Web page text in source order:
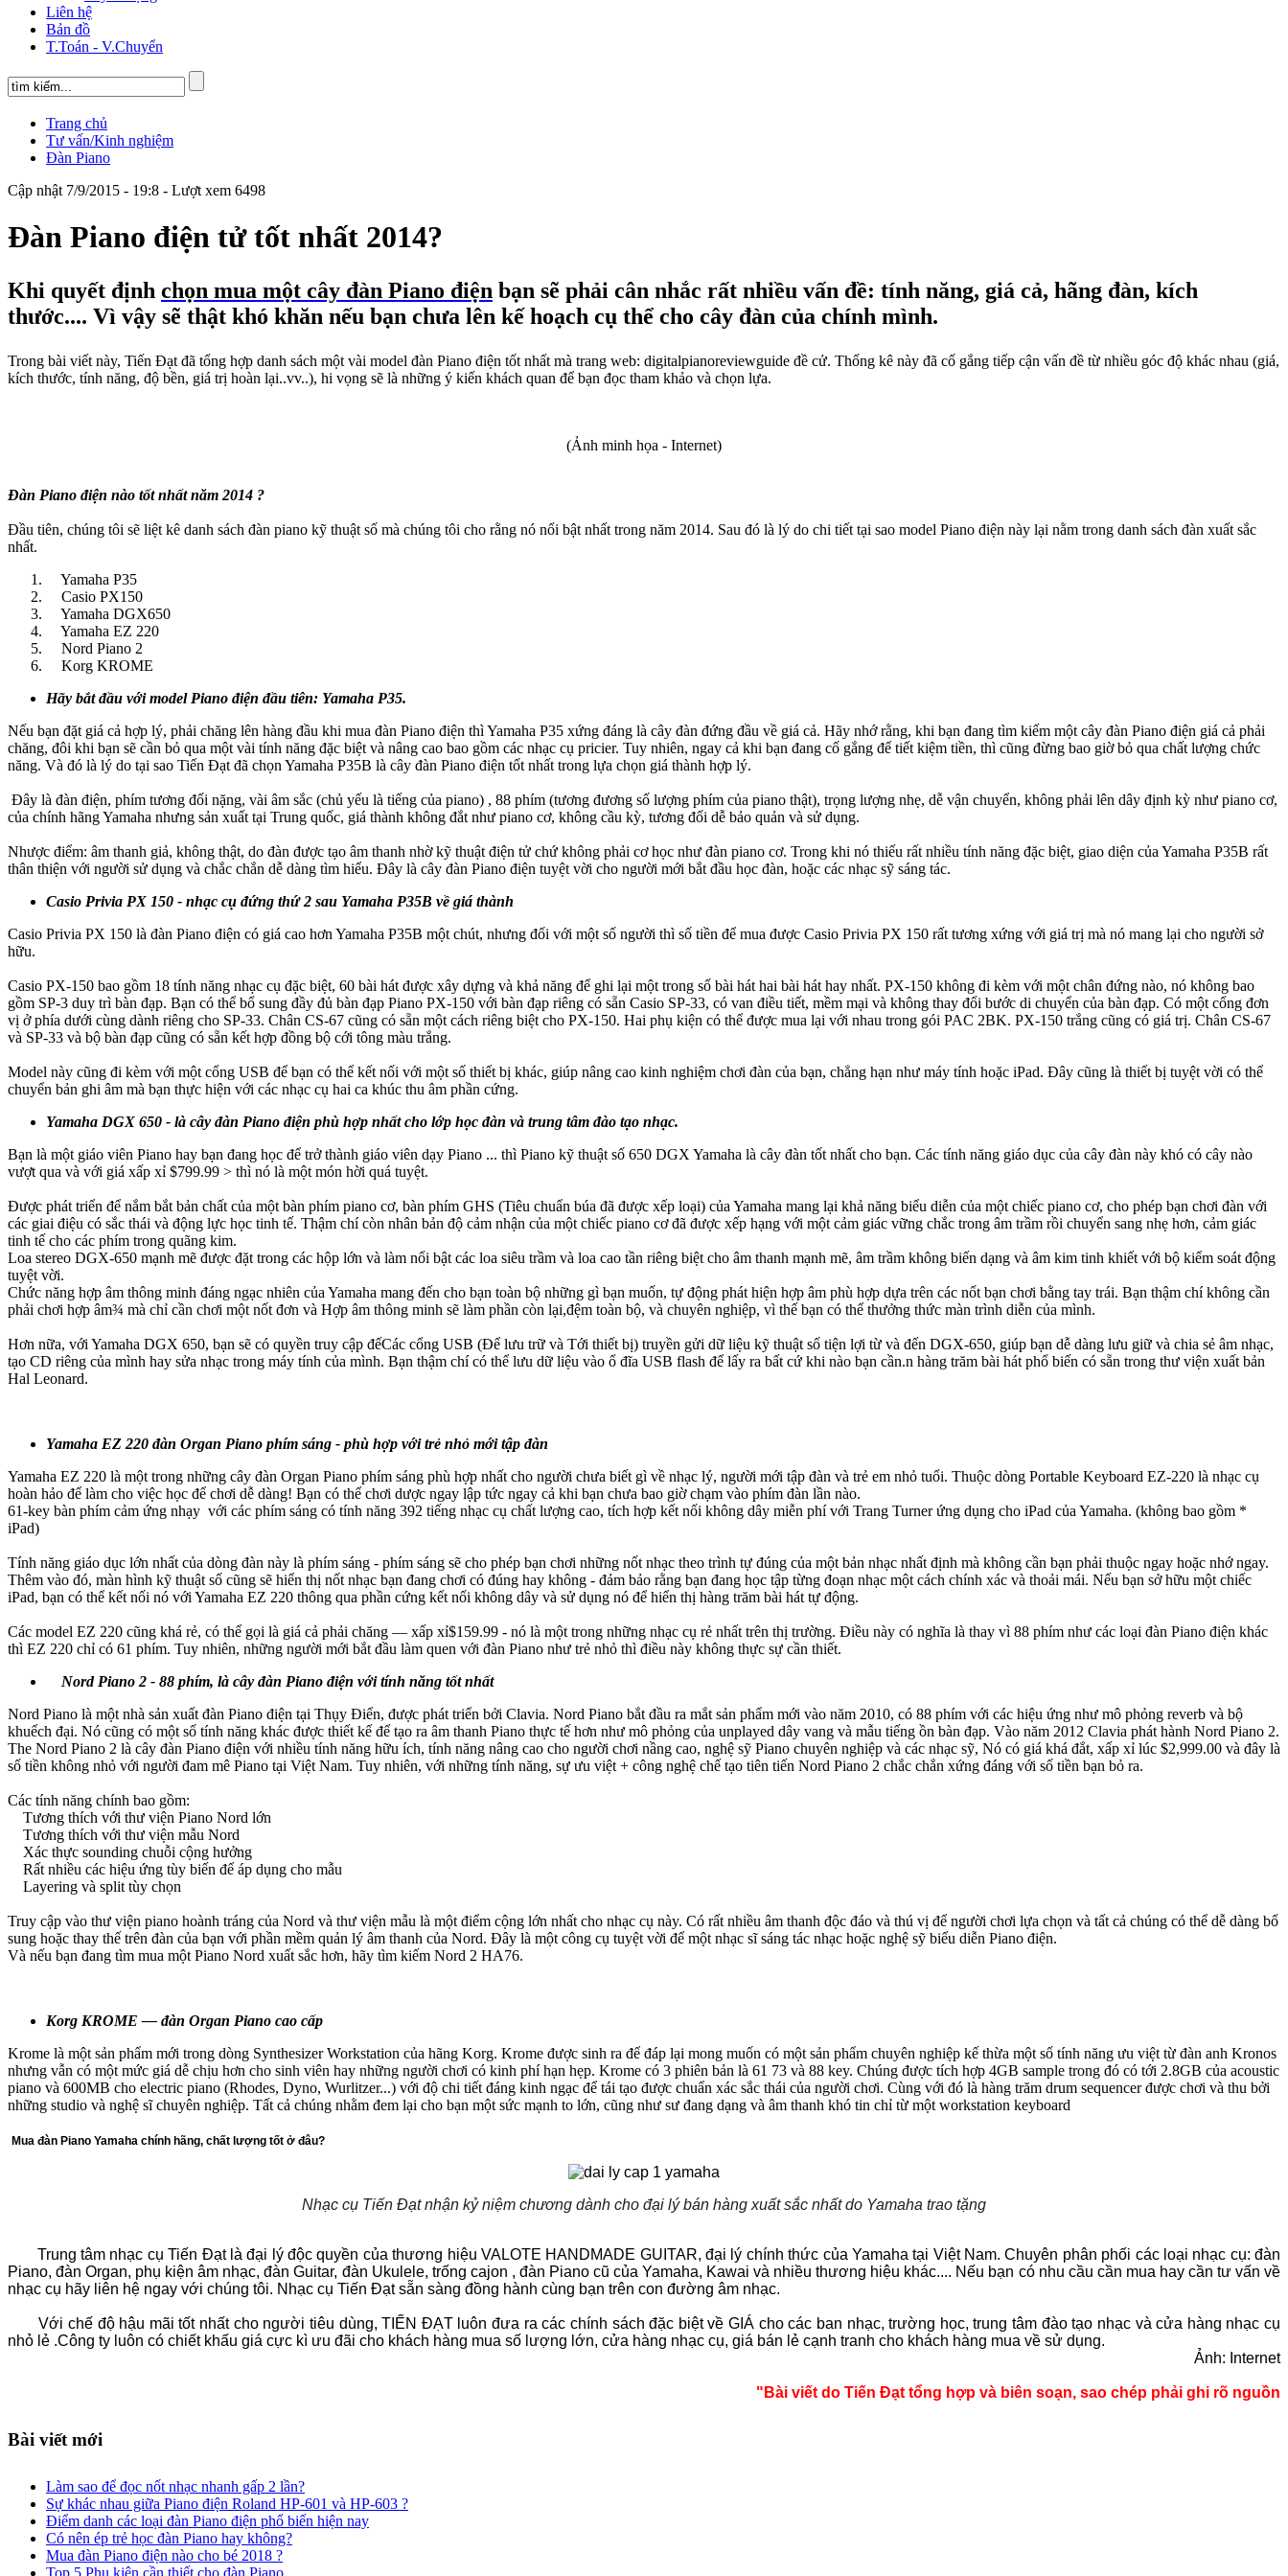
Liên hệ
Bản đồ
T.Toán - V.Chuyển
Trang chủ
Tư vấn/Kinh nghiệm
Đàn Piano
Cập nhật 7/9/2015 - 19:8 - Lượt xem 6498
Đàn Piano điện tử tốt nhất 2014?
Khi quyết định chọn mua một cây đàn Piano điện bạn sẽ phải cân nhắc rất nhiều vấn đề: tính năng, giá cả, hãng đàn, kích
thước.... Vì vậy sẽ thật khó khăn nếu bạn chưa lên kế hoạch cụ thể cho cây đàn của chính mình.
Trong bài viết này, Tiến Đạt đã tổng hợp danh sách một vài model đàn Piano điện tốt nhất mà trang web: digitalpianoreviewguide đề cử. Thống kê này đã cố gắng tiếp cận vấn đề từ nhiều góc độ khác nhau (giá,
kích thước, tính năng, độ bền, giá trị hoàn lại..vv..), hi vọng sẽ là những ý kiến khách quan để bạn đọc tham khảo và chọn lựa.
(Ảnh minh họa - Internet)
Đàn Piano điện nào tốt nhất năm 2014 ?
Đầu tiên, chúng tôi sẽ liệt kê danh sách đàn piano kỹ thuật số mà chúng tôi cho rằng nó nổi bật nhất trong năm 2014. Sau đó là lý do chi tiết tại sao model Piano điện này lại nằm trong danh sách đàn xuất sắc
nhất.
Yamaha P35
Casio PX150
Yamaha DGX650
Yamaha EZ 220
Nord Piano 2
Korg KROME
Hãy bắt đầu với model Piano điện đầu tiên: Yamaha P35.
Nếu bạn đặt giá cả hợp lý, phải chăng lên hàng đầu khi mua đàn Piano điện thì Yamaha P35 xứng đáng là cây đàn đứng đầu về giá cả. Hãy nhớ rằng, khi bạn đang tìm kiếm một cây đàn Piano điện giá cả phải
chăng, đôi khi bạn sẽ cần bỏ qua một vài tính năng đặc biệt và nâng cao bao gồm các nhạc cụ pricier. Tuy nhiên, ngay cả khi bạn đang cố gắng để tiết kiệm tiền, thì cũng đừng bao giờ bỏ qua chất lượng chức
năng. Và đó là lý do tại sao Tiến Đạt đã chọn Yamaha P35B là cây đàn Piano điện tốt nhất trong lựa chọn giá thành hợp lý.
Đây là đàn điện, phím tương đối nặng, vài âm sắc (chủ yếu là tiếng của piano) , 88 phím (tương đương số lượng phím của piano thật), trọng lượng nhẹ, dễ vận chuyển, không phải lên dây định kỳ như piano cơ,
của chính hãng Yamaha nhưng sản xuất tại Trung quốc, giá thành không đắt như piano cơ, không cầu kỳ, tương đối dễ bảo quản và sử dụng.
Nhược điểm: âm thanh giả, không thật, do đàn được tạo âm thanh nhờ kỹ thuật điện tử chứ không phải cơ học như đàn piano cơ. Trong khi nó thiếu rất nhiều tính năng đặc biệt, giao diện của Yamaha P35B rất
thân thiện với người sử dụng và chắc chắn dễ dàng tìm hiểu. Đây là cây đàn Piano điện tuyệt vời cho người mới bắt đầu học đàn, hoặc các nhạc sỹ sáng tác.
Casio Privia PX 150 - nhạc cụ đứng thứ 2 sau Yamaha P35B về giá thành
Casio Privia PX 150 là đàn Piano điện có giá cao hơn Yamaha P35B một chút, nhưng đối với một số người thì số tiền để mua được Casio Privia PX 150 rất tương xứng với giá trị mà nó mang lại cho người sở
hữu.
Casio PX-150 bao gồm 18 tính năng nhạc cụ đặc biệt, 60 bài hát được xây dựng và khả năng để ghi lại một trong số bài hát hai bài hát hay nhất. PX-150 không đi kèm với một chân đứng nào, nó không bao
gồm SP-3 duy trì bàn đạp. Bạn có thể bổ sung đầy đủ bàn đạp Piano PX-150 với bàn đạp riêng có sẵn Casio SP-33, có van điều tiết, mềm mại và không thay đổi bước di chuyển của bàn đạp. Có một cổng đơn
vị ở phía dưới cùng dành riêng cho SP-33. Chân CS-67 cũng có sẵn một cách riêng biệt cho PX-150. Hai phụ kiện có thể được mua lại với nhau trong gói PAC 2BK. PX-150 trắng cũng có giá trị. Chân CS-67
và SP-33 và bộ bàn đạp cũng có sẵn kết hợp đồng bộ cới tông màu trắng.
Model này cũng đi kèm với một cổng USB để bạn có thể kết nối với một số thiết bị khác, giúp nâng cao kinh nghiệm chơi đàn của bạn, chẳng hạn như máy tính hoặc iPad. Đây cũng là thiết bị tuyệt vời có thể
chuyển bản ghi âm mà bạn thực hiện với các nhạc cụ hai ca khúc thu âm phần cứng.
Yamaha DGX 650 - là cây đàn Piano điện phù hợp nhất cho lớp học đàn và trung tâm đào tạo nhạc.
Bạn là một giáo viên Piano hay bạn đang học để trở thành giáo viên dạy Piano ... thì Piano kỹ thuật số 650 DGX Yamaha là cây đàn tốt nhất cho bạn. Các tính năng giáo dục của cây đàn này khó có cây nào
vượt qua và với giá xấp xỉ $799.99 > thì nó là một món hời quá tuyệt.
Được phát triển để nắm bắt bản chất của một bàn phím piano cơ, bàn phím GHS (Tiêu chuẩn búa đã được xếp loại) của Yamaha mang lại khả năng biểu diễn của một chiếc piano cơ, cho phép bạn chơi đàn với
các giai điệu có sắc thái và động lực học tinh tế. Thậm chí còn nhân bản độ cảm nhận của một chiếc piano cơ đã được xếp hạng với một cảm giác vững chắc trong âm trầm rồi chuyển sang nhẹ hơn, cảm giác
tinh tế cho các phím trong quãng kim.
Loa stereo DGX-650 mạnh mẽ được đặt trong các hộp lớn và làm nổi bật các loa siêu trầm và loa cao tần riêng biệt cho âm thanh mạnh mẽ, âm trầm không biến dạng và âm kim tinh khiết với bộ kiểm soát động
tuyệt vời.
Chức năng hợp âm thông minh đáng ngạc nhiên của Yamaha mang đến cho bạn toàn bộ những gì bạn muốn, tự động phát hiện hợp âm phù hợp dựa trên các nốt bạn chơi bằng tay trái. Bạn thậm chí không cần
phải chơi hợp âm¾ mà chỉ cần chơi một nốt đơn và Hợp âm thông minh sẽ làm phần còn lại,đệm toàn bộ, và chuyên nghiệp, vì thế bạn có thể thưởng thức màn trình diễn của mình.
Hơn nữa, với Yamaha DGX 650, bạn sẽ có quyền truy cập đếCác cổng USB (Để lưu trữ và Tới thiết bị) truyền gửi dữ liệu kỹ thuật số tiện lợi từ và đến DGX-650, giúp bạn dễ dàng lưu giữ và chia sẻ âm nhạc,
tạo CD riêng của mình hay sửa nhạc trong máy tính của mình. Bạn thậm chí có thể lưu dữ liệu vào ổ đĩa USB flash để lấy ra bất cứ khi nào bạn cần.n hàng trăm bài hát phổ biến có sẵn trong thư viện xuất bản
Hal Leonard.
Yamaha EZ 220 đàn Organ Piano phím sáng - phù hợp với trẻ nhỏ mới tập đàn
Yamaha EZ 220 là một trong những cây đàn Organ Piano phím sáng phù hợp nhất cho người chưa biết gì về nhạc lý, người mới tập đàn và trẻ em nhỏ tuổi. Thuộc dòng Portable Keyboard EZ-220 là nhạc cụ
hoàn hảo để làm cho việc học để chơi dễ dàng! Bạn có thể chơi dược ngay lập tức ngay cả khi bạn chưa bao giờ chạm vào phím đàn lần nào.
61-key bàn phím cảm ứng nhạy với các phím sáng có tính năng 392 tiếng nhạc cụ chất lượng cao, tích hợp kết nối không dây miễn phí với Trang Turner ứng dụng cho iPad của Yamaha. (không bao gồm *
iPad)
Tính năng giáo dục lớn nhất của dòng đàn này là phím sáng - phím sáng sẽ cho phép bạn chơi những nốt nhạc theo trình tự đúng của một bản nhạc nhất định mà không cần bạn phải thuộc ngay hoặc nhớ ngay.
Thêm vào đó, màn hình kỹ thuật số cũng sẽ hiển thị nốt nhạc bạn đang chơi có đúng hay không - đảm bảo rằng bạn đang học tập từng đoạn nhạc một cách chính xác và thoải mái. Nếu bạn sở hữu một chiếc
iPad, bạn có thể kết nối nó với Yamaha EZ 220 thông qua phần cứng kết nối không dây và sử dụng nó để hiển thị hàng trăm bài hát tự động.
Các model EZ 220 cũng khá rẻ, có thể gọi là giá cả phải chăng — xấp xỉ$159.99 - nó là một trong những nhạc cụ rẻ nhất trên thị trường. Điều này có nghĩa là thay vì 88 phím như các loại đàn Piano điện khác
thì EZ 220 chỉ có 61 phím. Tuy nhiên, những người mới bắt đầu làm quen với đàn Piano như trẻ nhỏ thì điều này không thực sự cần thiết.
Nord Piano 2 - 88 phím, là cây đàn Piano điện với tính năng tốt nhất
Nord Piano là một nhà sản xuất đàn Piano điện tại Thụy Điển, được phát triển bởi Clavia. Nord Piano bắt đầu ra mắt sản phẩm mới vào năm 2010, có 88 phím với các hiệu ứng như mô phỏng reverb và bộ
khuếch đại. Nó cũng có một số tính năng khác được thiết kế để tạo ra âm thanh Piano thực tế hơn như mô phỏng của unplayed dây vang và mẫu tiếng ồn bàn đạp. Vào năm 2012 Clavia phát hành Nord Piano 2.
The Nord Piano 2 là cây đàn Piano điện với nhiều tính năng hữu ích, tính năng nâng cao cho người chơi nầng cao, nghệ sỹ Piano chuyên nghiệp và các nhạc sỹ, Nó có giá khá đắt, xấp xỉ lúc $2,999.00 và đây là
số tiền không nhỏ với người đam mê Piano tại Việt Nam. Tuy nhiên, với những tính năng, sự ưu việt + công nghệ chế tạo tiên tiến Nord Piano 2 chắc chắn xứng đáng với số tiền bạn bỏ ra.
Các tính năng chính bao gồm:
Tương thích với thư viện Piano Nord lớn
Tương thích với thư viện mẫu Nord
Xác thực sounding chuỗi cộng hưởng
Rất nhiều các hiệu ứng tùy biến để áp dụng cho mẫu
Layering và split tùy chọn
Truy cập vào thư viện piano hoành tráng của Nord và thư viện mẫu là một điểm cộng lớn nhất cho nhạc cụ này. Có rất nhiều âm thanh độc đáo và thú vị để người chơi lựa chọn và tất cả chúng có thể dễ dàng bổ
sung hoặc thay thế trên đàn của bạn với phần mềm quản lý âm thanh của Nord. Đây là một công cụ tuyệt vời để một nhạc sĩ sáng tác nhạc hoặc nghệ sỹ biểu diễn Piano điện.
Và nếu bạn đang tìm mua một Piano Nord xuất sắc hơn, hãy tìm kiếm Nord 2 HA76.
Korg KROME — đàn Organ Piano cao cấp
Krome là một sản phẩm mới trong dòng Synthesizer Workstation của hãng Korg. Krome được sinh ra để đáp lại mong muốn có một sản phẩm chuyên nghiệp kế thừa một số tính năng ưu việt từ đàn anh Kronos
nhưng vẫn có một mức giá dễ chịu hơn cho sinh viên hay những người chơi có kinh phí hạn hẹp. Krome có 3 phiên bản là 61 73 và 88 key. Chúng được tích hợp 4GB sample trong đó có tới 2.8GB của acoustic
piano và 600MB cho electric piano (Rhodes, Dyno, Wurlitzer...) với độ chi tiết đáng kinh ngạc để tái tạo được chuẩn xác sắc thái của người chơi. Cùng với đó là hàng trăm drum sequencer được chơi và thu bởi
những studio và nghệ sĩ chuyên nghiệp. Tất cả chúng nhằm đem lại cho bạn một sức mạnh to lớn, cũng như sư đang dạng và âm thanh khó tin chỉ từ một workstation keyboard
Mua đàn Piano Yamaha chính hãng, chất lượng tốt ở đâu?
Nhạc cụ Tiến Đạt nhận kỷ niệm chương dành cho đại lý bán hàng xuất sắc nhất do Yamaha trao tặng
Trung tâm nhạc cụ Tiến Đạt là đại lý độc quyền của thương hiệu VALOTE HANDMADE GUITAR, đại lý chính thức của Yamaha tại Việt Nam. Chuyên phân phối các loại nhạc cụ: đàn
Piano, đàn Organ, phụ kiện âm nhạc, đàn Guitar, đàn Ukulele, trống cajon , đàn Piano cũ của Yamaha, Kawai và nhiều thương hiệu khác.... Nếu bạn có nhu cầu cần mua hay cần tư vấn về
nhạc cụ hãy liên hệ ngay với chúng tôi. Nhạc cụ Tiến Đạt sẵn sàng đồng hành cùng bạn trên con đường âm nhạc.
Với chế độ hậu mãi tốt nhất cho người tiêu dùng, TIẾN ĐẠT luôn đưa ra các chính sách đặc biệt về GIÁ cho các ban nhạc, trường học, trung tâm đào tạo nhạc và cửa hàng nhạc cụ
nhỏ lẻ .Công ty luôn có chiết khấu giá cực kì ưu đãi cho khách hàng mua số lượng lớn, cửa hàng nhạc cụ, giá bán lẻ cạnh tranh cho khách hàng mua về sử dụng.
Ảnh: Internet
"Bài viết do Tiến Đạt tổng hợp và biên soạn, sao chép phải ghi rõ nguồn
Bài viết mới
Làm sao để đọc nốt nhạc nhanh gấp 2 lần?
Sự khác nhau giữa Piano điện Roland HP-601 và HP-603 ?
Điểm danh các loại đàn Piano điện phổ biến hiện nay
Có nên ép trẻ học đàn Piano hay không?
Mua đàn Piano điện nào cho bé 2018 ?
Top 5 Phụ kiện cần thiết cho đàn Piano